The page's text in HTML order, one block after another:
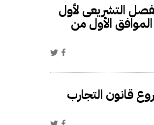
التشريعى لأول
صباح يوم الثلاثاء 2 من صفر سنة 1441 هـ الموافق الأول من
قانون التجارب